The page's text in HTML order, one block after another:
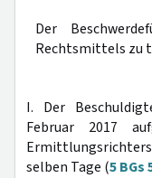
Der
Rechtsmittels zu
I. Der
Februar 2017
selben Tage (5 BGs